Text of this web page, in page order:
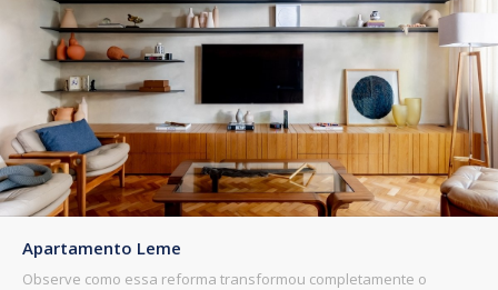
Apartamento Leme
Observe como essa reforma transformou completamente o